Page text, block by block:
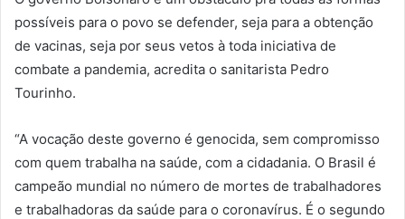
possíveis para o povo se defender, seja para a obtenção
de vacinas, seja por seus vetos à toda iniciativa de
combate a pandemia, acredita o sanitarista Pedro
Tourinho.
“A vocação deste governo é genocida, sem compromisso
com quem trabalha na saúde, com a cidadania. O Brasil é
campeão mundial no número de mortes de trabalhadores
e trabalhadoras da saúde para o coronavírus. É o segundo